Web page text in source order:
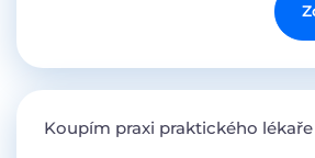
Koupím praxi praktického lékaře